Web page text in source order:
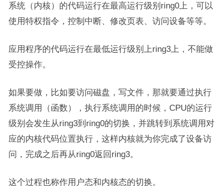
系统（内核）的代码运行在最高运行级别ring0上，可以
使用特权指令，控制中断、修改页表、访问设备等等。
应用程序的代码运行在最低运行级别上ring3上，不能做
受控操作。
如果要做，比如要访问磁盘，写文件，那就要通过执行
系统调用（函数），执行系统调用的时候，CPU的运行
级别会发生从ring3到ring0的切换，并跳转到系统调用对
应的内核代码位置执行，这样内核就为你完成了设备访
问，完成之后再从ring0返回ring3。
这个过程也称作用户态和内核态的切换。